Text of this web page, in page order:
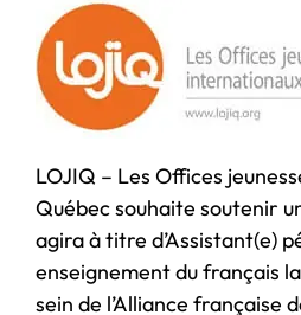
LOJIQ – Les Offices
Québec souhaite soutenir
agira à titre d’Assistant(e)
enseignement du français
sein de l’Alliance française